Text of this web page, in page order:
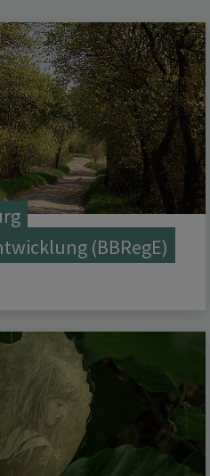
(BBRegE)